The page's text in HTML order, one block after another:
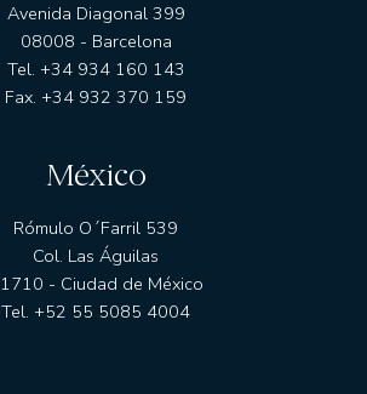
Avenida Diagonal 399
08008 - Barcelona
Tel. +34 934 160 143
Fax. +34 932 370 159
México
Rómulo O´Farril 539
Col. Las Águilas
- Ciudad de México
Tel. +52 55 5085 4004